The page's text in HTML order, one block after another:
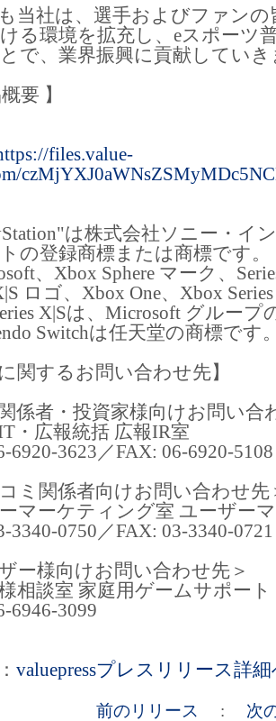
当社は、選手およびファンの
る環境を拡充し、eスポーツ
で、業界振興に貢献していき
要 】
files.value-
は株式会社ソニー・イ
の登録商標または商標です。
、Xbox Sphere マーク、
ロゴ、Xbox One、Xbox
X|Sは、Microsoft グループ
Switchは任天堂の商標です
に関するお問い合わせ先】
係者・投資家様向けお問い合
・広報統括 広報IR室
6920-3623／FAX: 06-6920-5108
ミ関係者向けお問い合わせ先
マーケティング室 ユーザー
3340-0750／FAX: 03-3340-0721
ー様向けお問い合わせ先＞
相談室 家庭用ゲームサポート
6946-3099
valuepressプレスリリース詳
前のリリース : 次